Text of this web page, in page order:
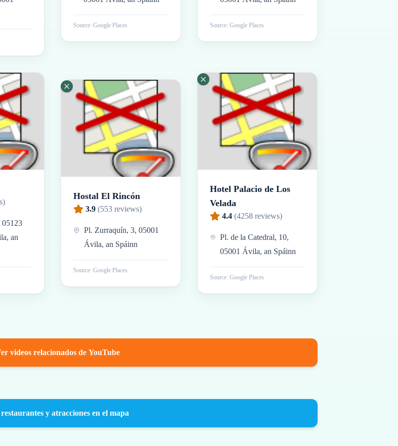
Source: Google Places Source: Google Places
05123
an
Hostal El Rincón
3.9 (553 reviews)
Pl. Zurraquín, 3, 05001
Ávila, an Spáinn
Source: Google Places
Hotel Palacio de Los
Velada
4.4 (4258reviews)
Pl. de la Catedral, 10,
05001 Ávila, an Spáinn
Source: Google Places
videos relacionados de YouTube
y atracciones en el mapa